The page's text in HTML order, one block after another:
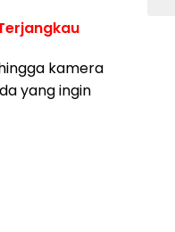
kamera
yang ingin